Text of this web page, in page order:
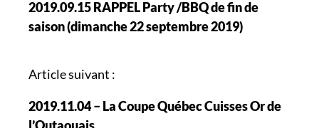
v
i
a
i
2019.09.15 RAPPEL Party /BBQ de fin de
saison (dimanche 22 septembre 2019)
Article suivant :
2019.11.04 – La Coupe Québec Cuisses Or de